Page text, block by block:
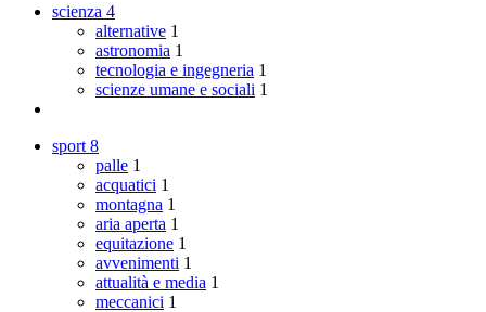
scienza 4
alternative 1
astronomia 1
tecnologia e ingegneria 1
scienze umane e sociali 1
sport 8
palle 1
acquatici 1
montagna 1
aria aperta 1
equitazione 1
avvenimenti 1
attualità e media 1
meccanici 1